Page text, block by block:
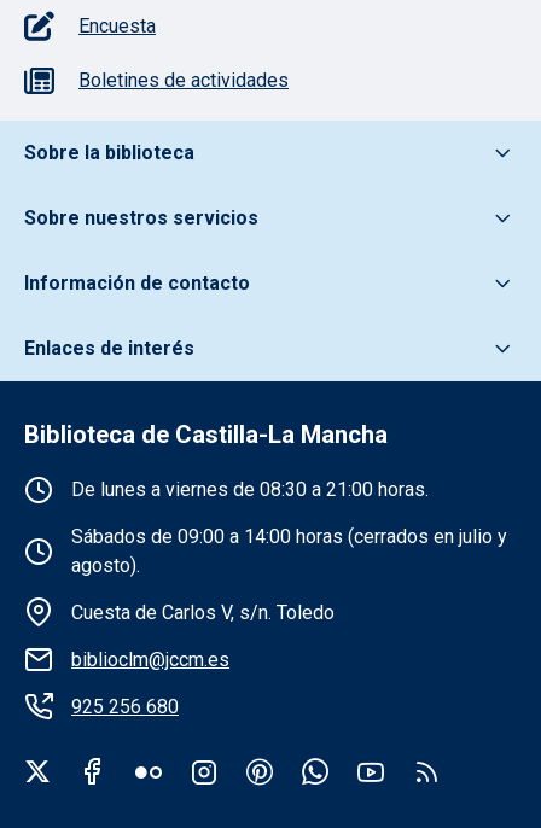
Encuesta
Boletines de actividades
Pie de pagina información
Sobre la biblioteca
Sobre nuestros servicios
Información de contacto
Enlaces de interés
Biblioteca de Castilla-La Mancha
Información de la institución
De lunes a viernes de 08:30 a 21:00 horas.
Sábados de 09:00 a 14:00 horas (cerrados en julio y
agosto).
Cuesta de Carlos V, s/n. Toledo
biblioclm@jccm.es
925 256 680
Redes sociales institución